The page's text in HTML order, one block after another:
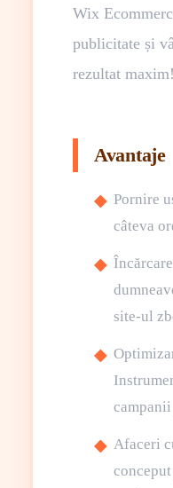
Wix
publicitate și
rezultat maxim!
Avantaje
Pornire
câteva
site-ul
Afaceri